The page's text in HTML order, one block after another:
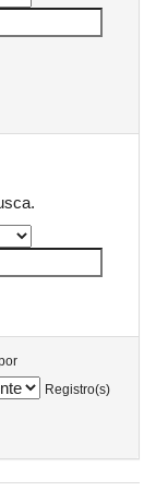
Registro(s)